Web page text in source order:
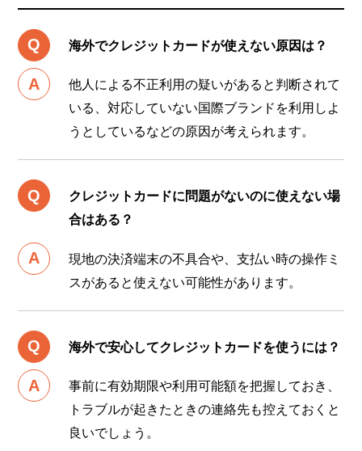
海外でクレジットカードが使えない原因は？
他人による不正利用の疑いがあると判断されて
いる、対応していない国際ブランドを利用しよ
うとしているなどの原因が考えられます。
クレジットカードに問題がないのに使えない場
合はある？
現地の決済端末の不具合や、支払い時の操作ミ
スがあると使えない可能性があります。
海外で安心してクレジットカードを使うには？
事前に有効期限や利用可能額を把握しておき、
トラブルが起きたときの連絡先も控えておくと
良いでしょう。